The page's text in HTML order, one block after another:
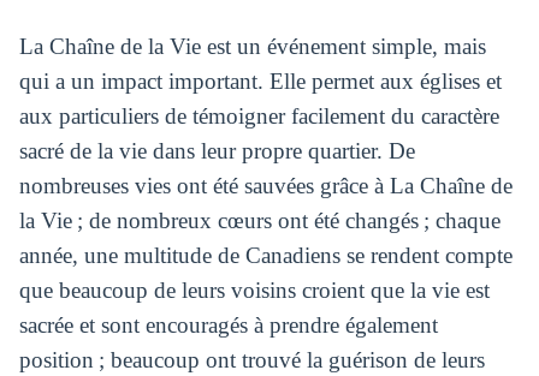
La Chaîne de la Vie est un événement simple, mais
qui a un impact important. Elle permet aux églises et
aux particuliers de témoigner facilement du caractère
sacré de la vie dans leur propre quartier. De
nombreuses vies ont été sauvées grâce à La Chaîne de
la Vie ; de nombreux cœurs ont été changés ; chaque
année, une multitude de Canadiens se rendent compte
que beaucoup de leurs voisins croient que la vie est
sacrée et sont encouragés à prendre également
position ; beaucoup ont trouvé la guérison de leurs